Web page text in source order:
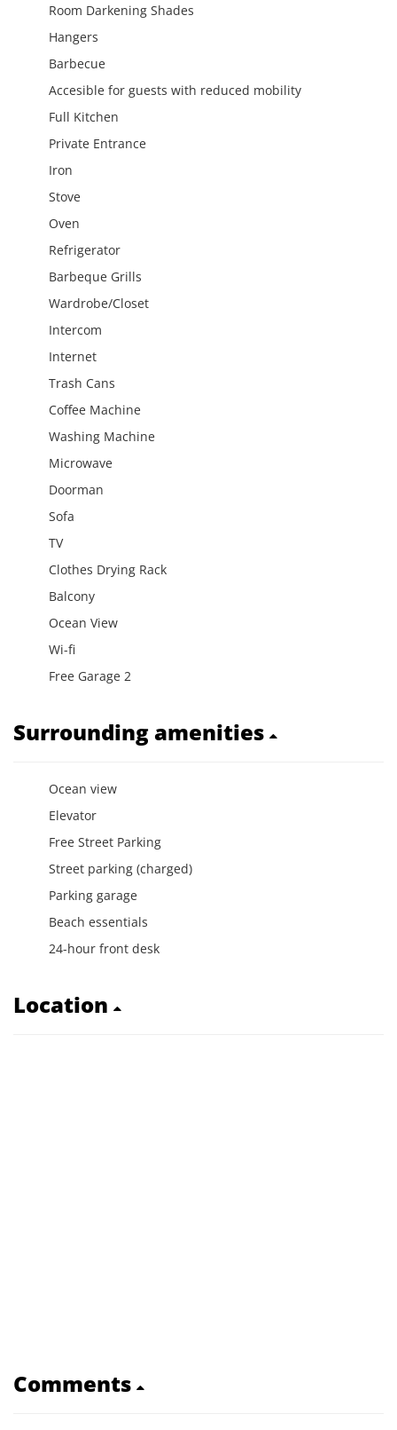
Room Darkening Shades
Hangers
Barbecue
Accesible for guests with reduced mobility
Full Kitchen
Private Entrance
Iron
Stove
Oven
Refrigerator
Barbeque Grills
Wardrobe/Closet
Intercom
Internet
Trash Cans
Coffee Machine
Washing Machine
Microwave
Doorman
Sofa
TV
Clothes Drying Rack
Balcony
Ocean View
Wi-fi
Free Garage 2
Surrounding amenities
Ocean view
Elevator
Free Street Parking
Street parking (charged)
Parking garage
Beach essentials
24-hour front desk
Location
Comments